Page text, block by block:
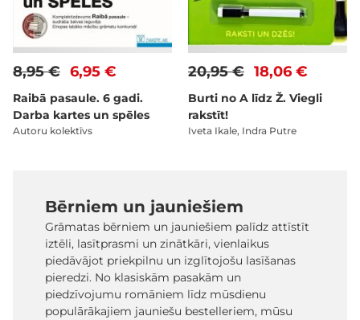
6,95 €
8,95 €
Raibā pasaule. 6 gadi.
Darba kartes un spēles
Autoru kolektīvs
18,06 €
20,95 €
Burti no A līdz Ž. Viegli
rakstīt!
Iveta Ikale, Indra Putre
Bērniem un jauniešiem
Grāmatas bērniem un jauniešiem palīdz attīstīt
iztēli, lasītprasmi un zinātkāri, vienlaikus
piedāvājot priekpilnu un izglītojošu lasīšanas
pieredzi. No klasiskām pasakām un
piedzīvojumu romāniem līdz mūsdienu
populārākajiem jauniešu bestelleriem, mūsu